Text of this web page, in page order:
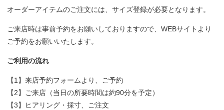
オーダーアイテムのご注文には、サイズ登録が必要となります。
ご来店時は事前予約をお願いしておりますので、WEBサイトより
ご予約をお願いいたします。
ご利用の流れ
【1】来店予約フォームより、ご予約
【2】ご来店（当日の所要時間は約90分を予定）
【3】ヒアリング・採寸、ご注文